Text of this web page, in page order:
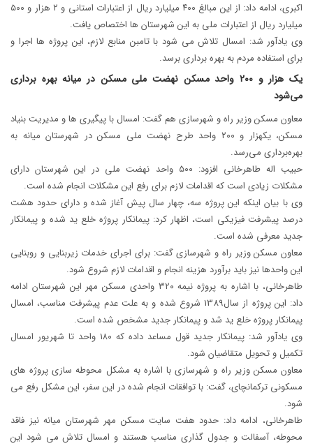
اکبری، ادامه داد: از این مبالغ ۴۰۰ میلیارد ریال از اعتبارات استانی و ۲ هزار و ۵۰۰
میلیارد ریال از اعتبارات ملی به این شهرستان ها اختصاص یافت.
وی یادآور شد: امسال تلاش می شود با تامبن منابع لازم، این پروژه ها اجرا و
برای استفاده مردم به بهره برداری برسد.
یک هزار و ۲۰۰ واحد مسکن نهضت ملی مسکن در میانه بهره برداری
می‌شود
معاون مسکن وزیر راه و شهرسازی هم گفت: امسال با پیگیری ها و مدیریت بنیاد
مسکن، یکهزار و ۲۰۰ واحد طرح نهضت ملی مسکن در شهرستان میانه به
بهره‌برداری می‌رسد.
حبیب اله طاهرخانی افزود: ۵۰۰ واحد نهضت ملی در این شهرستان دارای
مشکلات زیادی است که اقدامات لازم برای رفع این مشکلات انجام شده است.
وی با بیان اینکه این پروژه سه، چهار سال پیش آغاز شده و دارای حدود هشت
درصد پیشرفت فیزیکی است، اظهار کرد: پیمانکار پروژه خلع ید شده و پیمانکار
جدید معرفی شده است.
معاون مسکن وزیر راه و شهرسازی گفت: برای اجرای خدمات زیربنایی و روبنایی
این واحدها نیز باید برآورد هزینه انجام و اقدامات لازم شروع شود.
طاهرخانی، با اشاره به پروژه نیمه ۳۲۰ واحدی مسکن مهر این شهرستان ادامه
داد: این پروژه از سال1389 شروع شده و به علت عدم پیشرفت مناسب، امسال
پیمانکار پروژه خلع ید شد و پیمانکار جدید مشخص شده است.
وی یادآور شد: پیمانکار جدید قول مساعد داده که ۱۸۰ واحد تا شهریور امسال
تکمیل و تحویل متقاضیان شود.
معاون مسکن وزیر راه و شهرسازی با اشاره به مشکل محوطه سازی پروژه های
مسکونی ترکمانچای، گفت: با توافقات انجام شده در این سفر، این مشکل رفع می
شود.
طاهرخانی، ادامه داد: حدود هفت سایت مسکن مهر شهرستان میانه نیز فاقد
محوطه، آسفالت و جدول گذاری مناسب هستند و امسال تلاش می شود این